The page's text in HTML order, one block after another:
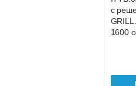
с
1600